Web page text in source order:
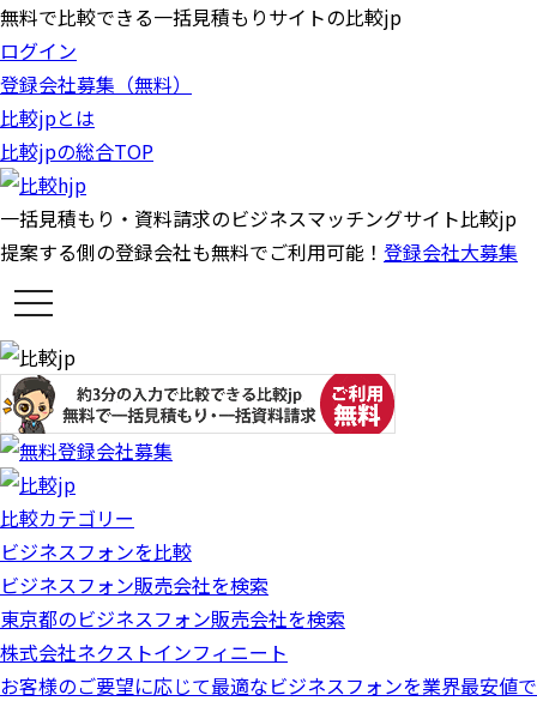
無料で比較できる一括見積もりサイトの比較jp
ログイン
登録会社募集（無料）
比較jpとは
比較jpの総合TOP
一括見積もり・資料請求のビジネスマッチングサイト比較jp
提案する側の登録会社も無料でご利用可能！ 登録会社大募集
t
o
g
l
e
n
a
v
i
g
a
t
i
o
n
比較カテゴリー
ビジネスフォンを比較
ビジネスフォン販売会社を検索
東京都のビジネスフォン販売会社を検索
株式会社ネクストインフィニート
お客様のご要望に応じて最適なビジネスフォンを業界最安値で